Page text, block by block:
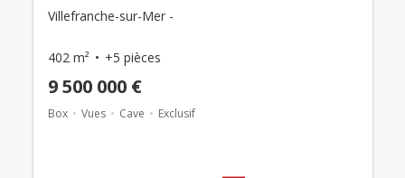
Villefranche-sur-Mer -
402 m² +5 pièces
9 500 000 €
Box Vues Cave Exclusif